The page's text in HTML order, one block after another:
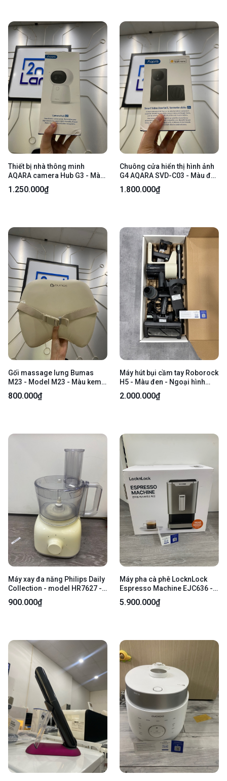
Thiết bị nhà thông minh
AQARA camera Hub G3 - Màu
trắng - Newseal
1.250.000₫
Chuông cửa hiển thị hình ảnh
G4 AQARA SVD-C03 - Màu đen
- Newseal
1.800.000₫
Gối massage lưng Bumas
M23 - Model M23 - Màu kem -
Ngoại hình: 97% - Dính vết bẩn
nhẹ - Body
800.000₫
Máy hút bụi cầm tay Roborock
H5 - Màu đen - Ngoại hình
97% - Kèm box + Thân máy +
Ống nối + Đầu hút sàn đa bề
dây sạc
2.000.000₫
Máy xay đa năng Philips Daily
Collection - model HR7627 -
Màu be - Ngoại hình 97% -
Fullbox
900.000₫
Máy pha cà phê LocknLock
Espresso Machine EJC636 -
Nguồn 220V - Màu bạc -
Newseal
5.900.000₫